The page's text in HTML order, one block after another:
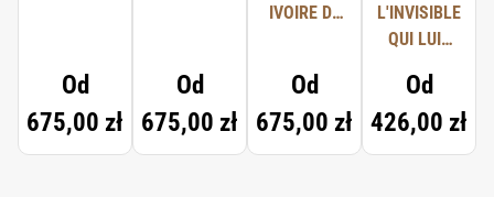
Od
675,00 zł
Od
675,00 zł
IVOIRE DE
Od
675,00 zł
L'INVISIBLE
QUI LUIT
SUBLIME
Od
426,00 zł